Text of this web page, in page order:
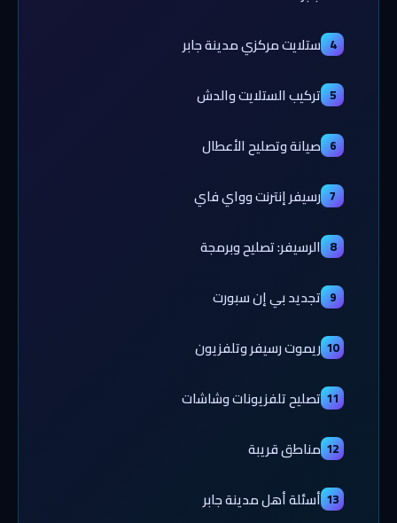
4 ستلايت مركزي مدينة جابر
5 تركيب الستلايت والدش
6 صيانة وتصليح الأعطال
7 رسيفر إنترنت وواي فاي
8 الرسيفر: تصليح وبرمجة
9 تجديد بي إن سبورت
10 ريموت رسيفر وتلفزيون
11 تصليح تلفزيونات وشاشات
12 مناطق قريبة
13 أسئلة أهل مدينة جابر